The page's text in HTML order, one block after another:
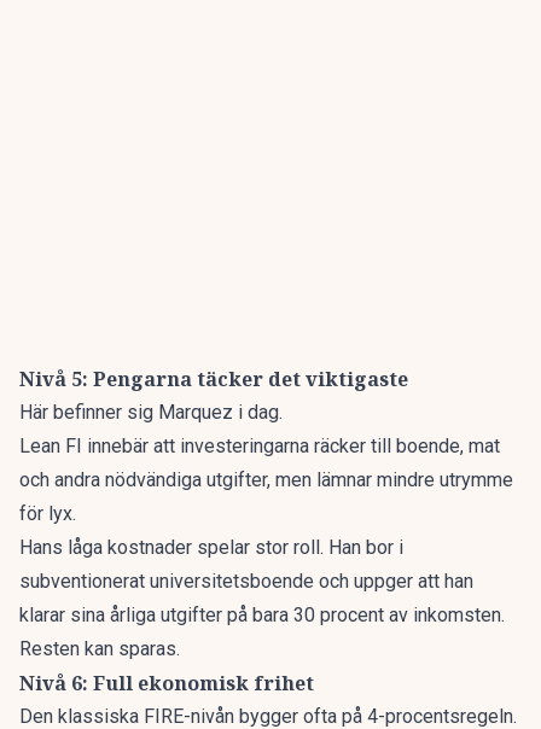
Nivå 5: Pengarna täcker det viktigaste
Här befinner sig Marquez i dag.
Lean FI innebär att investeringarna räcker till boende, mat
och andra nödvändiga utgifter, men lämnar mindre utrymme
för lyx.
Hans låga kostnader spelar stor roll. Han bor i
subventionerat universitetsboende och uppger att han
klarar sina årliga utgifter på bara 30 procent av inkomsten.
Resten kan sparas.
Nivå 6: Full ekonomisk frihet
Den klassiska FIRE-nivån bygger ofta på 4-procentsregeln.